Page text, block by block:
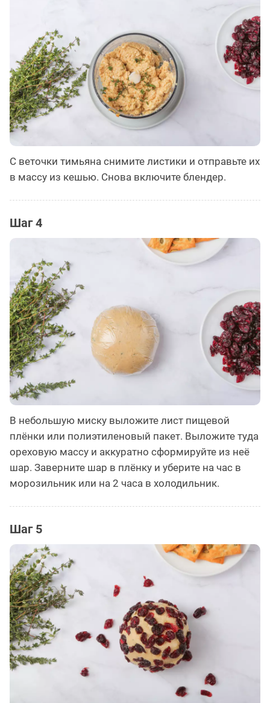
С веточки тимьяна снимите листики и отправьте их
в массу из кешью. Снова включите блендер.
Шаг 4
В небольшую миску выложите лист пищевой
плёнки или полиэтиленовый пакет. Выложите туда
ореховую массу и аккуратно сформируйте из неё
шар. Заверните шар в плёнку и уберите на час в
морозильник или на 2 часа в холодильник.
Шаг 5